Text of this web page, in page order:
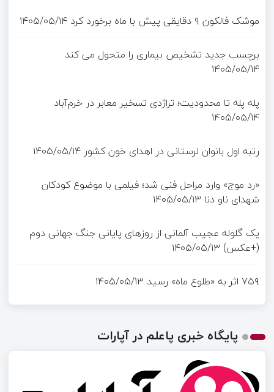
موشک فالکون ۹ دقایقی پیش با ماه برخورد کرد
۱۴۰۵/۰۵/۱۴
برچسب جدید تشخیص بیماری را متحول می کند
۱۴۰۵/۰۵/۱۴
پله پله تا محدودیت؛ تراژدی تسخیر معابر در خرم‌آباد
۱۴۰۵/۰۵/۱۴
رتبه اول بانوان لرستانی در اهدای خون کشور ۱۴۰۵/۰۵/۱۴
«رد موج» وارد مراحل فنی شد؛ فیلمی با موضوع کودکان
شهدای ناو دنا ۱۴۰۵/۰۵/۱۳
یک گلوله عجیب آلمانی از روزهای پایانی جنگ جهانی دوم
(+عکس) ۱۴۰۵/۰۵/۱۳
۷۵۹ اثر به «طلوع ماه» رسید
۱۴۰۵/۰۵/۱۳
پایگاه خبری پاعلم در آپارات